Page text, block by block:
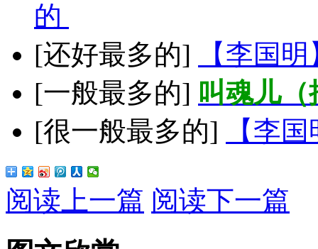
的
[还好最多的]
【李国
[一般最多的] 叫魂儿
[很一般最多的]
【李
阅读上一篇 阅读下一篇